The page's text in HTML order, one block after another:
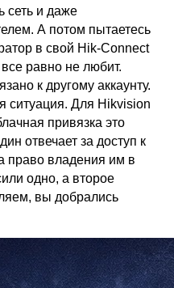
сеть и даже
А потом пытаетесь
в свой Hik-Connect
равно не любит.
к другому аккаунту.
ситуация. Для Hikvision
привязка это
отвечает за доступ к
право владения им в
одно, а второе
вы добрались